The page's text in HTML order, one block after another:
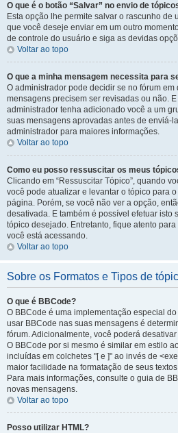
O que é o botão “Salvar” no envio de
Esta opção lhe permite salvar o rascunho de
que você deseje enviar em um outro
de controle do usuário e siga as devidas
Voltar ao topo
O que a minha mensagem necessita para
O administrador pode decidir se no fórum
mensagens precisem ser revisadas ou não.
administrador tenha adicionado você a um
suas mensagens aprovadas antes de enviá-
administrador para maiores informações.
Voltar ao topo
Como eu posso ressuscitar os meus
Clicando em “Ressuscitar Tópico”, quando
você pode atualizar e levantar o tópico para
página. Porém, se você não ver a opção,
desativada. E também é possível efetuar isto
tópico desejado. Entretanto, fique atento
você está acessando.
Voltar ao topo
Sobre os Formatos e Tipos de
O que é BBCode?
O BBCode é uma implementação especial
usar BBCode nas suas mensagens é
fórum. Adicionalmente, você poderá
O BBCode por si mesmo é similar em estilo
incluídas em colchetes "[ e ]" ao invés de
maior facilidade na formatação de seus
Para mais informações, consulte o guia de
novas mensagens.
Voltar ao topo
Posso utilizar HTML?